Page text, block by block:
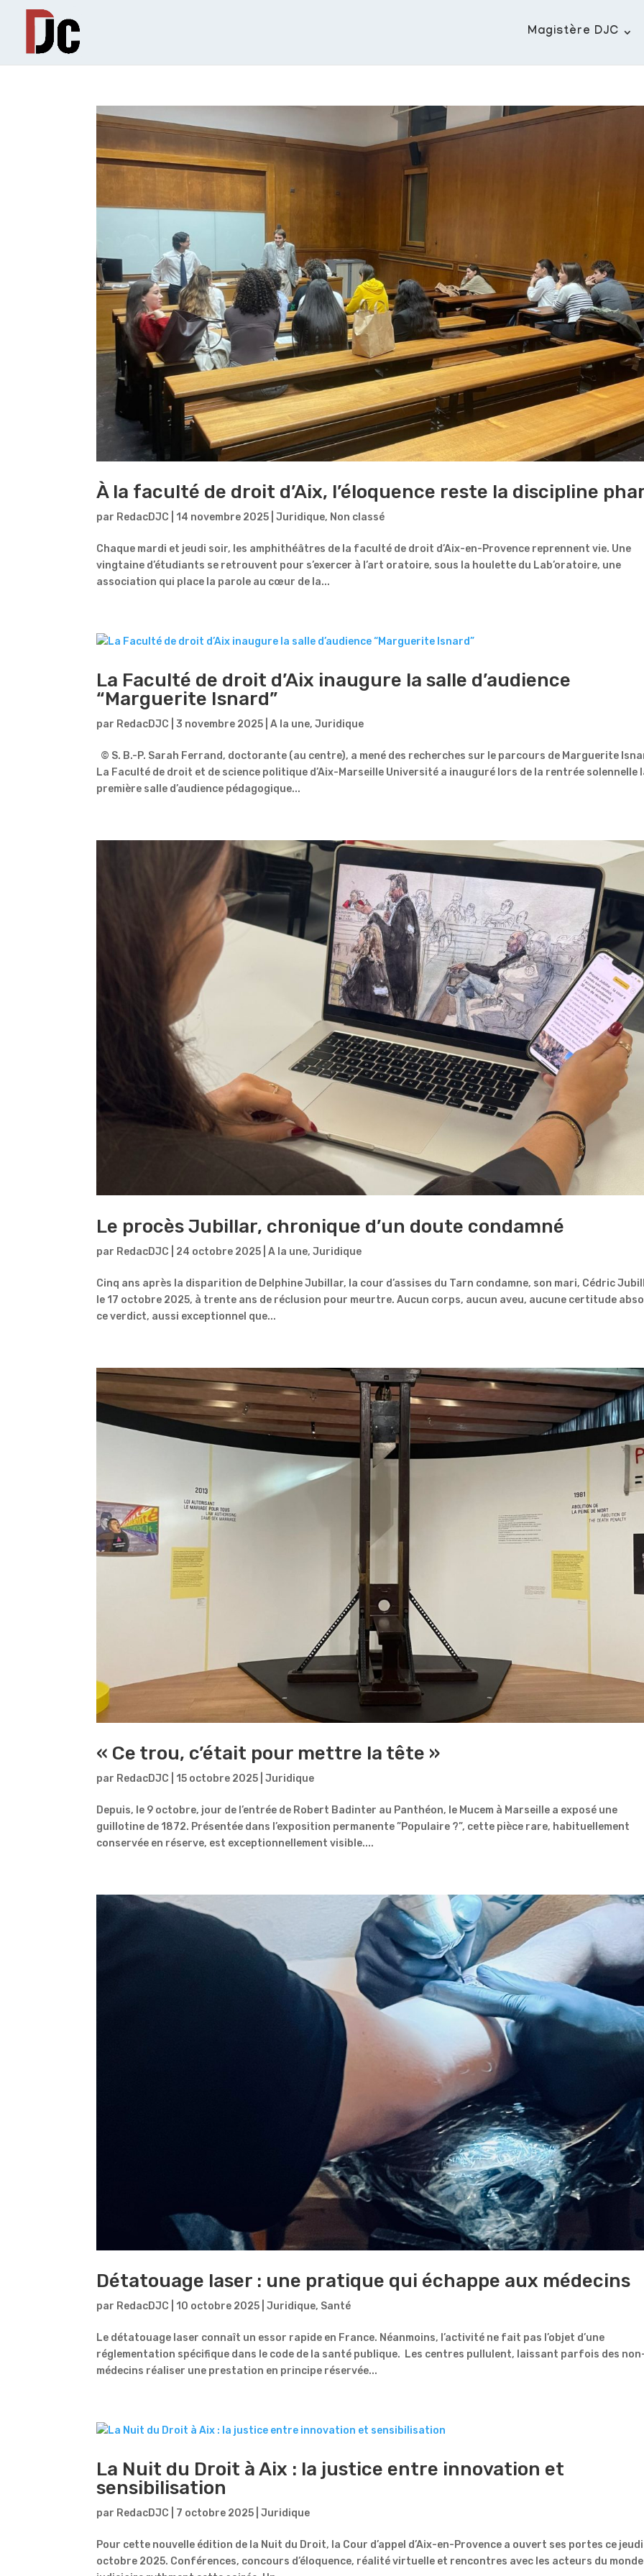
Magistère DJC
À la faculté de droit d’Aix, l’éloquence reste la discipline
par RedacDJC 14 novembre 2025 |Juridique, Non classé
Chaque mardi et jeudi soir, les amphithéâtres de la faculté de droit d’Aix-en-Provence reprennent vie. Une
vingtaine d’étudiants se retrouvent pour s’exercer à l’art oratoire, sous la houlette du Lab’oratoire, une
association qui place la parole au cœur de la...
La Faculté de droit d’Aix inaugure la salle d’audience
“Marguerite Isnard”
par RedacDJC |3 novembre 2025 |A la une,Juridique
© S. B.-P. Sarah Ferrand, doctorante (au centre), a mené des recherches sur le parcours de Marguerite
La Faculté de droit et de science politique d’Aix-Marseille Université a inauguré lors de la rentrée solennelle
première salle d’audience pédagogique...
Le procès Jubillar, chronique d’un doute condamné
par RedacDJC 24 octobre 2025 |A la une,Juridique
Cinq ans après la disparition de Delphine Jubillar, la cour d’assises du Tarn condamne, son mari, Cédric
le 17 octobre 2025, à trente ans de réclusion pour meurtre. Aucun corps, aucun aveu, aucune certitude
ce verdict, aussi exceptionnel que...
« Ce trou, c’était pour mettre la tête »
par RedacDJC 15 octobre 2025 |Juridique
Depuis, le 9 octobre, jour de l’entrée de Robert Badinter au Panthéon, le Mucem à Marseille a exposé une
guillotine de 1872. Présentée dans l’exposition permanente ”Populaire ?”, cette pièce rare, habituellement
conservée en réserve, est exceptionnellement visible....
Détatouage laser : une pratique qui échappe aux médecins
par RedacDJC 10 octobre 2025 |Juridique, Santé
Le détatouage laser connaît un essor rapide en France. Néanmoins, l’activité ne fait pas l’objet d’une
réglementation spécifique dans le code de la santé publique. Les centres pullulent, laissant parfois des
médecins réaliser une prestation en principe réservée...
La Nuit du Droit à Aix : la justice entre innovation et
sensibilisation
par RedacDJC 7 octobre 2025 |Juridique
Pour cette nouvelle édition de la Nuit du Droit, la Cour d’appel d’Aix-en-Provence a ouvert ses portes ce
octobre 2025. Conférences, concours d’éloquence, réalité virtuelle et rencontres avec les acteurs du monde